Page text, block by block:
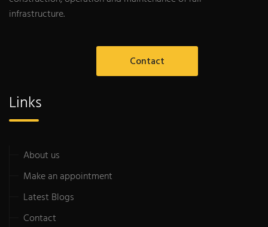
infrastructure.
Contact
Links
About us
Make an appointment
Latest Blogs
Contact